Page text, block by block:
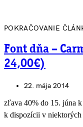
POKRAČOVANIE
Font dňa –
24,00€)
22. mája 2014
zľava 40% do 15.
k dispozícii v niektorých